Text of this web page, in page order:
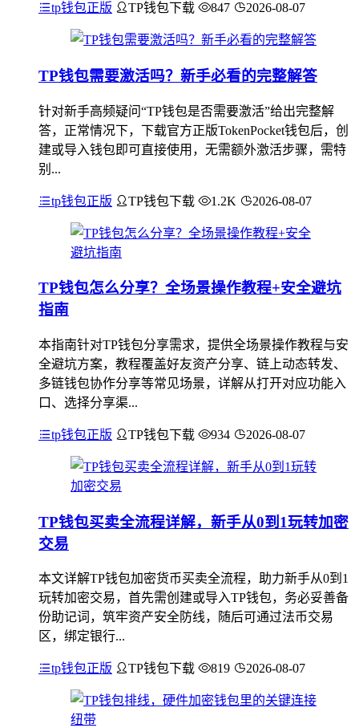
tp钱包正版 TP钱包下载 847 2026-08-07
TP钱包需要激活吗？新手必看的完整解答
针对新手高频疑问“TP钱包是否需要激活”给出完整解
答，正常情况下，下载官方正版TokenPocket钱包后，创
建或导入钱包即可直接使用，无需额外激活步骤，需特
别...
tp钱包正版 TP钱包下载 1.2K 2026-08-07
TP钱包怎么分享？全场景操作教程+安全避坑
指南
本指南针对TP钱包分享需求，提供全场景操作教程与安
全避坑方案，教程覆盖好友资产分享、链上动态转发、
多链钱包协作分享等常见场景，详解从打开对应功能入
口、选择分享渠...
tp钱包正版 TP钱包下载 934 2026-08-07
TP钱包买卖全流程详解，新手从0到1玩转加密
交易
本文详解TP钱包加密货币买卖全流程，助力新手从0到1
玩转加密交易，首先需创建或导入TP钱包，务必妥善备
份助记词，筑牢资产安全防线，随后可通过法币交易
区，绑定银行...
tp钱包正版 TP钱包下载 819 2026-08-07